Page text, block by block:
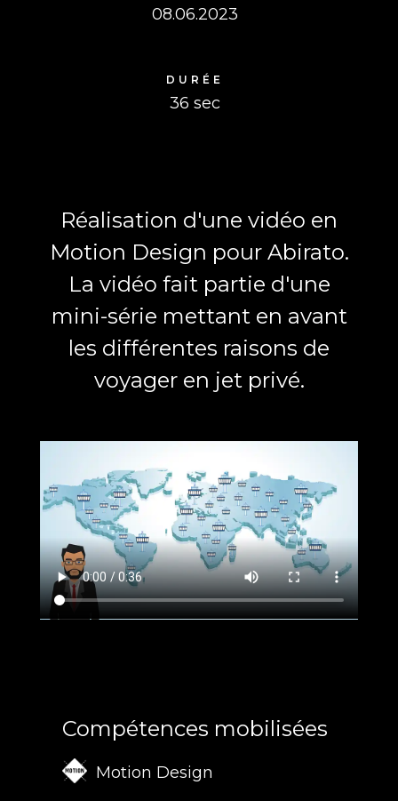
08.06.2023
DURÉE
36 sec
Réalisation d'une vidéo en
Motion Design pour Abirato.
La vidéo fait partie d'une
mini-série mettant en avant
les différentes raisons de
voyager en jet privé.
Compétences mobilisées
Motion Design